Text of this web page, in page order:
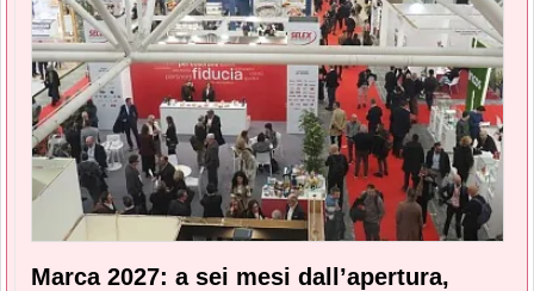
Marca 2027: a sei mesi dall’apertura,